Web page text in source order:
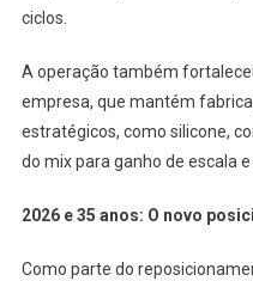
ciclos.
A operação também
empresa, que mantém
estratégicos, como silicone,
do mix para ganho de escala e
2026 e 35 anos: O novo
Como parte do